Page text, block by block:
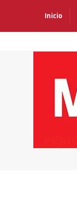
Inicio